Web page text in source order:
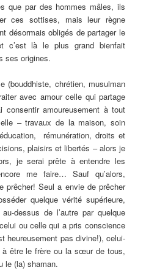
que par des hommes mâles, ils
ces sottises, mais leur règne
désormais obligés de partager le
c’est là le plus grand bienfait
ses origines.
chrétien, musulman
avec amour celle qui partage
amoureusement à tout
– travaux de la maison, soin
rémunération, droits et
plaisirs et libertés – alors je
je serai prête à entendre les
me faire… Sauf qu’alors,
prêcher! Seul a envie de prêcher
quelque vérité supérieure,
dessus de l’autre par quelque
ou celle qui a pris conscience
heureusement pas divine!), celui-
être le frère ou la sœur de tous,
le (la) shaman.